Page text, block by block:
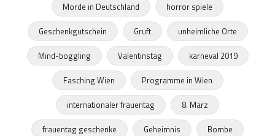
Morde in Deutschland
horror spiele
Geschenkgutschein
Gruft
unheimliche Orte
Mind-boggling
Valentinstag
karneval 2019
Fasching Wien
Programme in Wien
internationaler frauentag
8. März
frauentag geschenke
Geheimnis
Bombe